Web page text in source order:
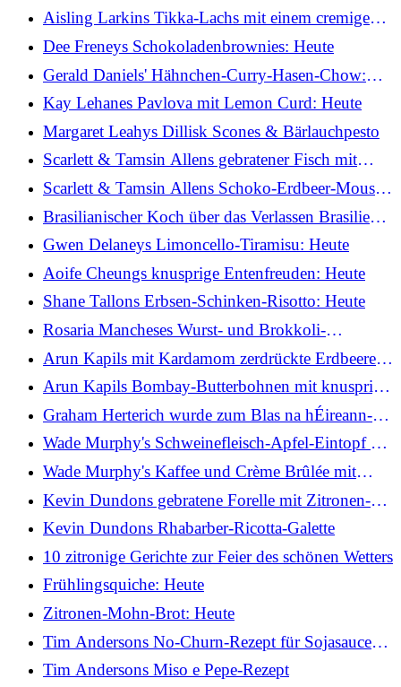
Aisling Larkins Tikka-Lachs mit einem cremigen
Gurken-Rettich-Salat und Juwelenreis
Dee Freneys Schokoladenbrownies: Heute
Gerald Daniels' Hähnchen-Curry-Hasen-Chow:
Heute
Kay Lehanes Pavlova mit Lemon Curd: Heute
Margaret Leahys Dillisk Scones & Bärlauchpesto
Scarlett & Tamsin Allens gebratener Fisch mit
Tomaten-Basilikum-Hollandaise: Heute
Scarlett & Tamsin Allens Schoko-Erdbeer-Mousse:
Heute
Brasilianischer Koch über das Verlassen Brasiliens
und das Finden neuer Kontakte in Irland
Gwen Delaneys Limoncello-Tiramisu: Heute
Aoife Cheungs knusprige Entenfreuden: Heute
Shane Tallons Erbsen-Schinken-Risotto: Heute
Rosaria Mancheses Wurst- und Brokkoli-
Orecchiette: Heute
Arun Kapils mit Kardamom zerdrückte Erdbeeren:
Heute
Arun Kapils Bombay-Butterbohnen mit knusprig
zerkleinerten Babykartoffeln: Heute
Graham Herterich wurde zum Blas na hÉireann-
Produzenten-Champion 2026 ernannt
Wade Murphy's Schweinefleisch-Apfel-Eintopf mit
Kräuterknödeln
Wade Murphy's Kaffee und Crème Brûlée mit
gesalzenem Karamell
Kevin Dundons gebratene Forelle mit Zitronen-
Kapern-Butter
Kevin Dundons Rhabarber-Ricotta-Galette
10 zitronige Gerichte zur Feier des schönen Wetters
Frühlingsquiche: Heute
Zitronen-Mohn-Brot: Heute
Tim Andersons No-Churn-Rezept für Sojasauce
und Karamell-Eiscreme
Tim Andersons Miso e Pepe-Rezept